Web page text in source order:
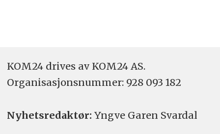
KOM24 drives av KOM24 AS.
Organisasjons­nummer: 928 093 182
Nyhetsredaktør: Yngve Garen Svardal